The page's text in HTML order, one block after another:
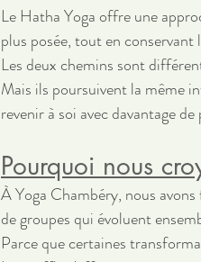
Le Hatha Yoga offre une
plus posée, tout en
Les deux chemins sont
Mais ils poursuivent la même
revenir à soi avec davantage
Pourquoi nous
À Yoga Chambéry, nous
de groupes qui évoluent
Parce que certaines